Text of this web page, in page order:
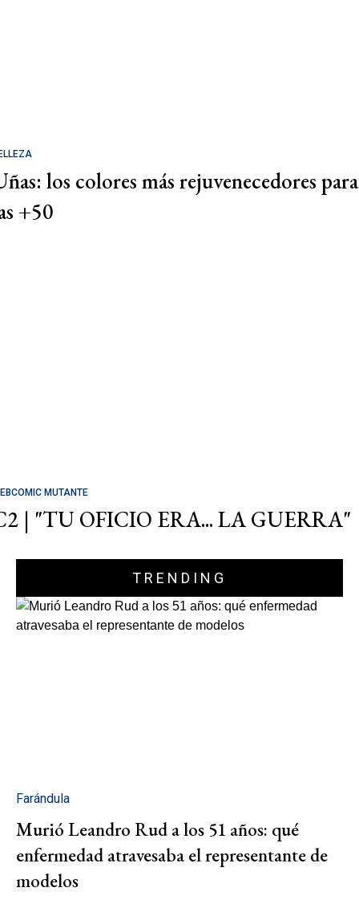
los colores más rejuvenecedores para
+50
MUTANTE
| "TU OFICIO ERA... LA GUERRA"
TRENDING
Farándula
Murió Leandro Rud a los 51 años: qué
enfermedad atravesaba el representante de
modelos